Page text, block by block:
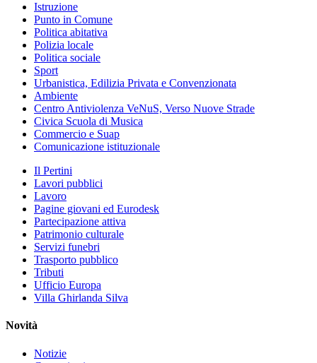
Istruzione
Punto in Comune
Politica abitativa
Polizia locale
Politica sociale
Sport
Urbanistica, Edilizia Privata e Convenzionata
Ambiente
Centro Antiviolenza VeNuS, Verso Nuove Strade
Civica Scuola di Musica
Commercio e Suap
Comunicazione istituzionale
Il Pertini
Lavori pubblici
Lavoro
Pagine giovani ed Eurodesk
Partecipazione attiva
Patrimonio culturale
Servizi funebri
Trasporto pubblico
Tributi
Ufficio Europa
Villa Ghirlanda Silva
Novità
Notizie